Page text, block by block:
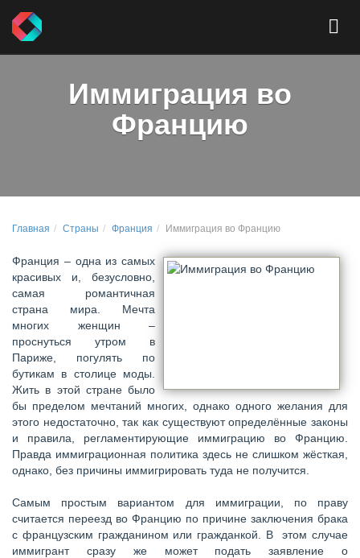
Иммиграция во
Францию
Главная Страны Франция Иммиграция во Францию
Франция – одна из самых
красивых и, безусловно,
самая романтичная
страна мира. Мечта
многих женщин –
проснуться утром в
Париже, погулять по
бутикам в столице моды.
Жить в этой стране было
бы пределом мечтаний многих, однако одного желания для
этого недостаточно, так как существуют определённые законы
и правила, регламентирующие иммиграцию во Францию.
Правда иммиграционная политика здесь не слишком жёсткая,
однако, без причины иммигрировать туда не получится.
Самым простым вариантом для иммиграции, по праву
считается переезд во Францию по причине заключения брака
с французским гражданином или гражданкой. В этом случае
иммигрант сразу же может подать заявление о